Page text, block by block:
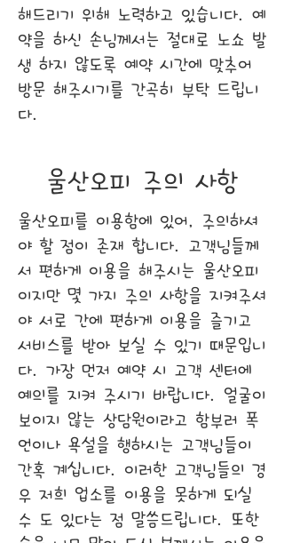
해드리기 위해 노력하고 있습니다. 예
약을 하신 손님께서는 절대로 노쇼 발
생 하지 않도록 예약 시간에 맞추어
방문 해주시기를 간곡히 부탁 드립니
다.
울산오피 주의 사항
울산오피를 이용함에 있어, 주의하셔
야 할 점이 존재 합니다. 고객님들께
서 편하게 이용을 해주시는 울산오피
이지만 몇 가지 주의 사항을 지켜주셔
야 서로 간에 편하게 이용을 즐기고
서비스를 받아 보실 수 있기 때문입니
다. 가장 먼저 예약 시 고객 센터에
예의를 지켜 주시기 바랍니다. 얼굴이
보이지 않는 상담원이라고 함부러 폭
언이나 욕설을 행하시는 고객님들이
간혹 계십니다. 이러한 고객님들의 경
우 저희 업소를 이용을 못하게 되실
수 도 있다는 점 말씀드립니다. 또한